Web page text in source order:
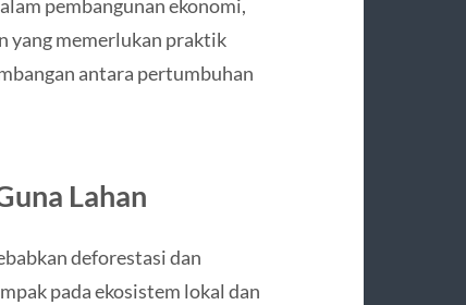
pembangunan ekonomi,
yang memerlukan praktik
antara pertumbuhan
Lahan
deforestasi dan
pada ekosistem lokal dan